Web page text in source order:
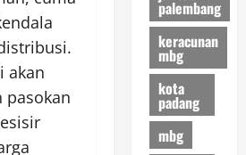
akan
pasokan
palembang
keracunan
mbg
kota
padang
mbg